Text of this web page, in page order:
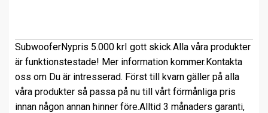
SubwooferNypris 5.000 krI gott skick.Alla våra produkter
är funktionstestade! Mer information kommer.Kontakta
oss om Du är intresserad. Först till kvarn gäller på alla
våra produkter så passa på nu till vårt förmånliga pris
innan någon annan hinner före.Alltid 3 månaders garanti,